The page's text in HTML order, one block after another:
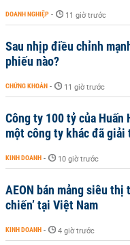
DOANH NGHIỆP - 11 giờ trước
Sau nhịp điều chỉnh
phiếu nào?
CHỨNG KHOÁN - 11 giờ trước
Công ty 100 tỷ của Huấn
một công ty khác đã giải
KINH DOANH - 10 giờ trước
AEON bán mảng siêu thị
chiến’ tại Việt Nam
KINH DOANH - 4 giờ trước